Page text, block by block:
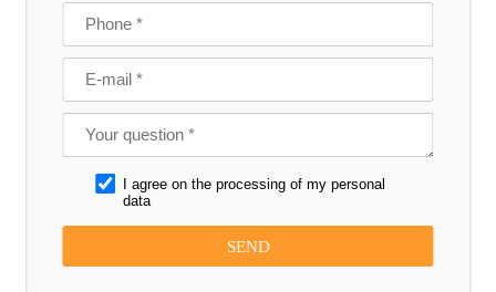
I agree on the processing of my personal
data